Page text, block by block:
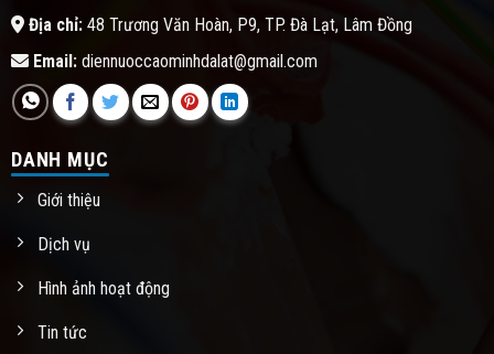
Địa chỉ:48 Trương Văn Hoàn, P9, TP. Đà Lạt, Lâm Đồng
Email:diennuoccaominhdalat@gmail.com
DANH MỤC
Giới thiệu
Dịch vụ
Hình ảnh hoạt động
Tin tức